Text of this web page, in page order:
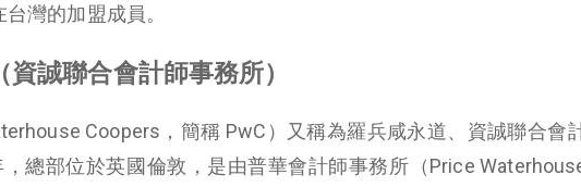
灣的加盟成員。
誠聯合會計師事務所）
Coopers，簡稱 PwC）又稱為羅兵咸永道、資誠聯合會
，總部位於英國倫敦，是由普華會計師事務所（Price